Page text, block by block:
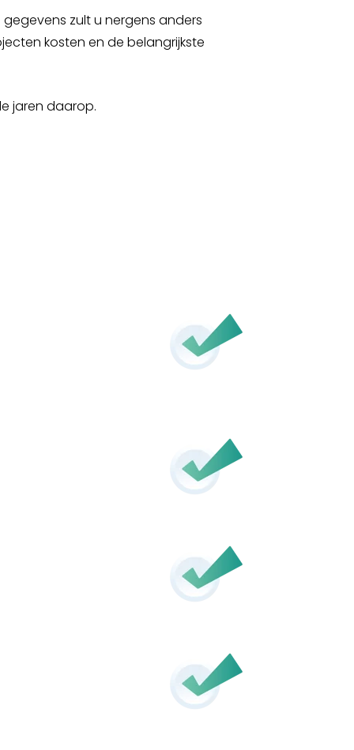
zult u nergens anders
kosten en de belangrijkste
jaren daarop.